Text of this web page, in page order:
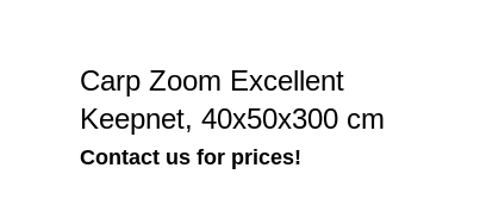
Carp Zoom Excellent
Keepnet, 40x50x300 cm
Contact us for prices!